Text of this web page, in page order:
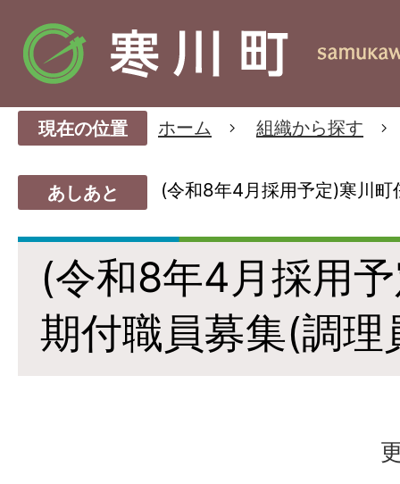
現在の位置 ホーム 組織から探す
あしあと (令和8年4月採用予定)寒川
(令和8年4月採用
期付職員募集(調理